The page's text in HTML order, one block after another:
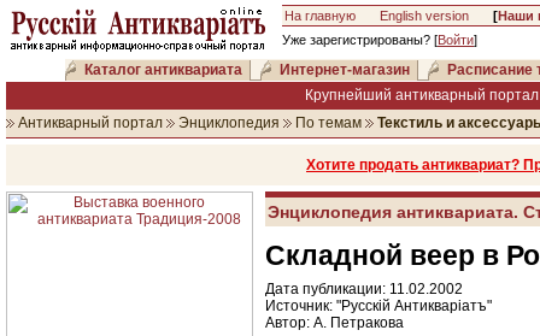
На главную English version [Наши
Уже зарегистрированы? [Войти]
Каталог антиквариата Интернет-магазин
Расписание
Крупнейший антикварный
Антикварный портал
Энциклопедия По темам Текстиль и
Хотите продать антиквариат?
Энциклопедия антиквариата.
Складной веер в
Дата публикации: 11.02.2002
Источник: "Русскiй Антикварiатъ"
Автор: А. Петракова